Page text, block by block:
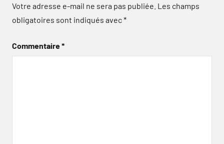
Votre adresse e-mail ne sera pas publiée. Les champs
obligatoires sont indiqués avec*
Commentaire*